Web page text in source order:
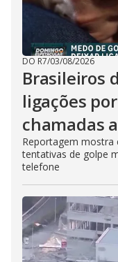
DO R7/03/08/2026
Brasileiros
ligações
chamadas
Reportagem mostra
tentativas de golpe
telefone